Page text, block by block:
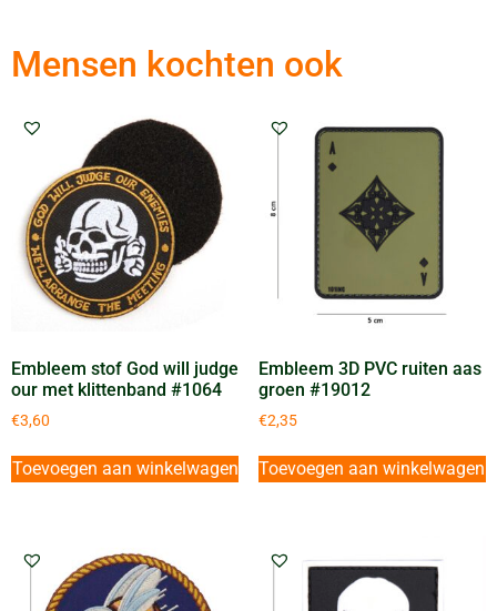
Mensen kochten ook
Embleem stof God will judge
our met klittenband #1064
€3,60
Toevoegen aan winkelwagen
Embleem 3D PVC ruiten aas
groen #19012
€2,35
Toevoegen aan winkelwagen